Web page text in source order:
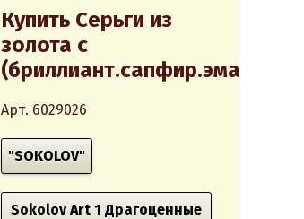
Купить Серьги из
золота с
(бриллиант.сапфир.эмаль)
Арт. 6029026
"SOKOLOV"
Sokolov Art 1 Драгоценные